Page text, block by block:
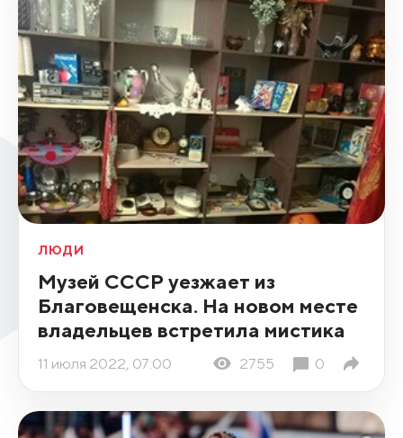
ЛЮДИ
Музей СССР уезжает из
Благовещенска. На новом месте
владельцев встретила мистика
11 июля 2022, 07:00 2755 0